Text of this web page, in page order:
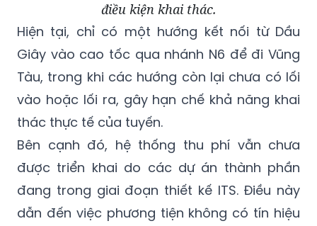
điều kiện khai thác.
Hiện tại, chỉ có một hướng kết nối từ Dầu
Giây vào cao tốc qua nhánh N6 để đi Vũng
Tàu, trong khi các hướng còn lại chưa có lối
vào hoặc lối ra, gây hạn chế khả năng khai
thác thực tế của tuyến.
Bên cạnh đó, hệ thống thu phí vẫn chưa
được triển khai do các dự án thành phần
đang trong giai đoạn thiết kế ITS. Điều này
dẫn đến việc phương tiện không có tín hiệu